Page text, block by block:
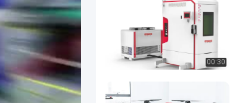
00:30